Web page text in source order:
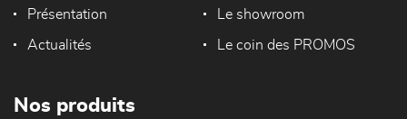
Présentation Le showroom
Actualités Le coin des PROMOS
Nos produits